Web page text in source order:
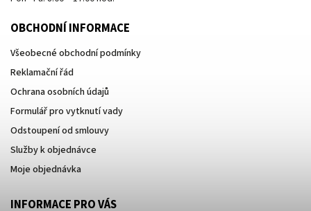
OBCHODNÍ INFORMACE
Všeobecné obchodní podmínky
Reklamační řád
Ochrana osobních údajů
Formulář pro vytknutí vady
Odstoupení od smlouvy
Služby k objednávce
Moje objednávka
INFORMACE PRO VÁS